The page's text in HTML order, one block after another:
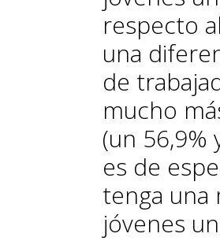
respecto
una
de
mucho
(un 56,9%
es de
tenga una
jóvenes